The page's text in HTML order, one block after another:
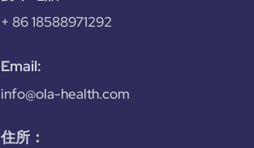
+ 86 18588971292
Email:
info@ola-health.com
住所：